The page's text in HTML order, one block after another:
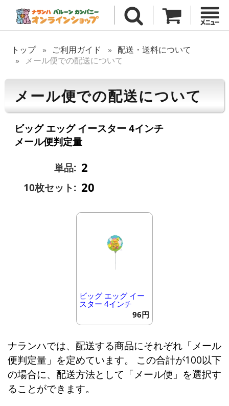
トップ ご利用ガイド
配送・送料について
メール便での配送について
メール便での配送について
ビッグ エッグ イースター 4インチ
メール便判定量
単品: 2
10枚セット: 20
ビッグ エッグ イー
スター 4インチ
96円
ナランハでは、配送する商品にそれぞれ「メール
便判定量」を定めています。 この合計が100以下
の場合に、配送方法として「メール便」を選択す
ることができます。